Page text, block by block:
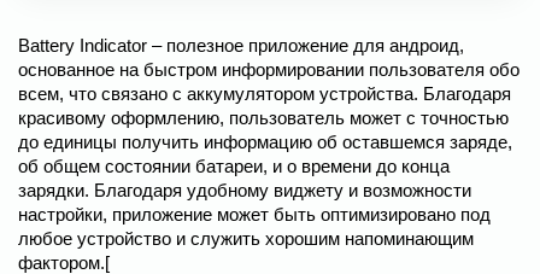
Battery Indicator – полезное приложение для андроид,
основанное на быстром информировании пользователя обо
всем, что связано с аккумулятором устройства. Благодаря
красивому оформлению, пользователь может с точностью
до единицы получить информацию об оставшемся заряде,
об общем состоянии батареи, и о времени до конца
зарядки. Благодаря удобному виджету и возможности
настройки, приложение может быть оптимизировано под
любое устройство и служить хорошим напоминающим
фактором.[